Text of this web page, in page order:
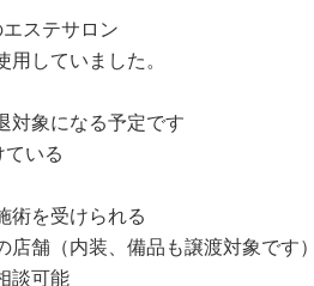
ステサロン
していました。
対象になる予定です
ている
術を受けられる
店舗（内装、備品も譲渡対象です）
談可能